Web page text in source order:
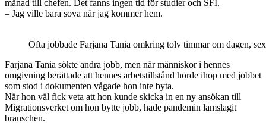
månad till chefen. Det fanns ingen tid för studier och SFI.
– Jag ville bara sova när jag kommer hem.
Ofta jobbade Farjana Tania omkring tolv timmar om dagen,
Farjana Tania sökte andra jobb, men när människor i hennes
omgivning berättade att hennes arbetstillstånd hörde ihop med jobbet
som stod i dokumenten vågade hon inte byta.
När hon väl fick veta att hon kunde skicka in en ny ansökan till
Migrationsverket om hon bytte jobb, hade pandemin lamslagit
branschen.